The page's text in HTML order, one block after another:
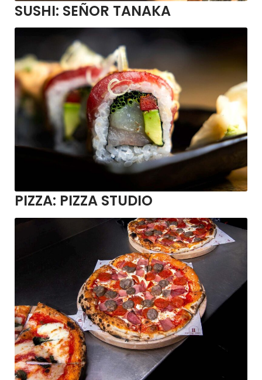
SUSHI: SEÑOR TANAKA
PIZZA: PIZZA STUDIO